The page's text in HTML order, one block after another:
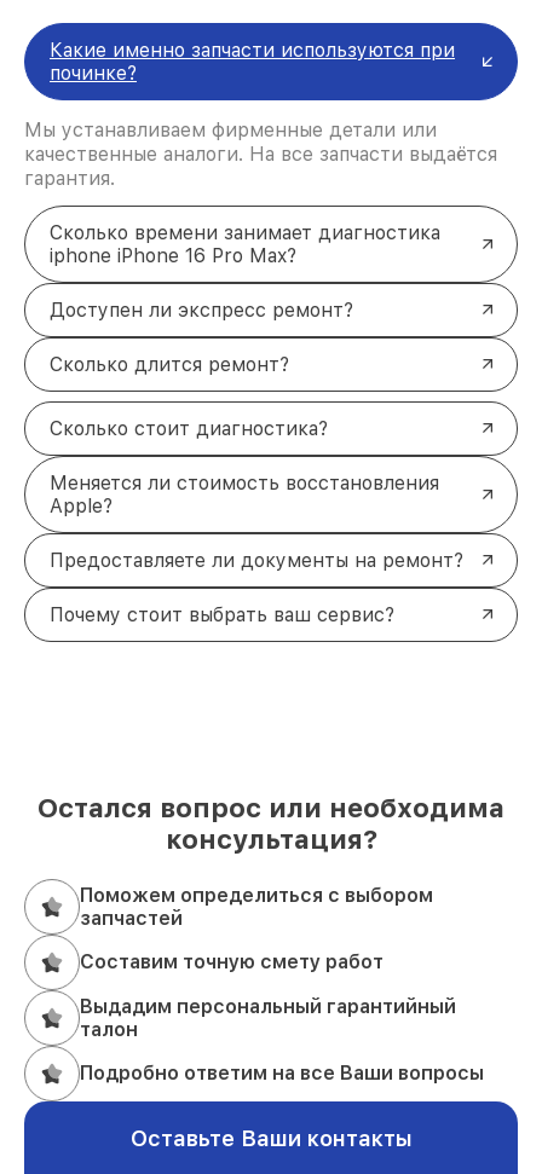
Какие именно запчасти используются при
починке?
Мы устанавливаем фирменные детали или
качественные аналоги. На все запчасти выдаётся
гарантия.
Сколько времени занимает диагностика
iphone iPhone 16 Pro Max?
Доступен ли экспресс ремонт?
Сколько длится ремонт?
Сколько стоит диагностика?
Меняется ли стоимость восстановления
Apple?
Предоставляете ли документы на ремонт?
Почему стоит выбрать ваш сервис?
Остался вопрос или необходима
консультация?
Поможем определиться с выбором
запчастей
Составим точную смету работ
Выдадим персональный гарантийный
талон
Подробно ответим на все Ваши вопросы
Оставьте Ваши контакты